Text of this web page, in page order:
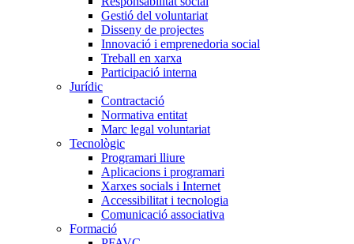
Gestió del voluntariat
Disseny de projectes
Innovació i emprenedoria social
Treball en xarxa
Participació interna
Jurídic
Contractació
Normativa entitat
Marc legal voluntariat
Tecnològic
Programari lliure
Aplicacions i programari
Xarxes socials i Internet
Accessibilitat i tecnologia
Comunicació associativa
Formació